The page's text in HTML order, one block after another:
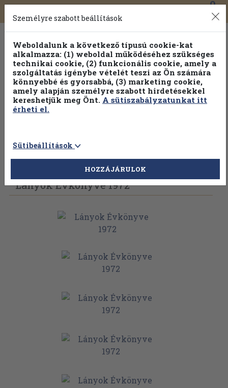
Toggle
navigation
0
Vissza az előző oldalra Válasszon példányt
Lányok Évkönyve 1972
Személyre szabott beállítások
Weboldalunk a következő típusú cookie-kat
alkalmazza: (1) weboldal működéséhez szükséges
technikai cookie, (2) funkcionális cookie, amely a
szolgáltatás igénybe vételét teszi az Ön számára
könnyebbé és gyorsabbá, (3) marketing cookie,
amely alapján személyre szabott hirdetésekkel
kereshetjük meg Önt. A sütiszabályzatunkat itt
érheti el.
Sütibeállítások
HOZZÁJÁRULOK